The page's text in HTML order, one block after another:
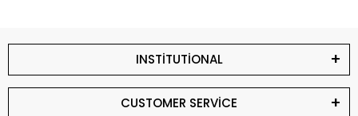
INSTİTUTİONAL
CUSTOMER SERVİCE